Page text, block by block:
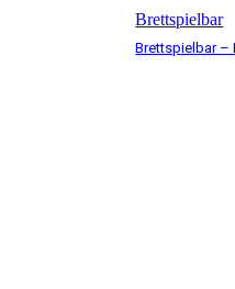
Brettspielbar
Brettspielbar –